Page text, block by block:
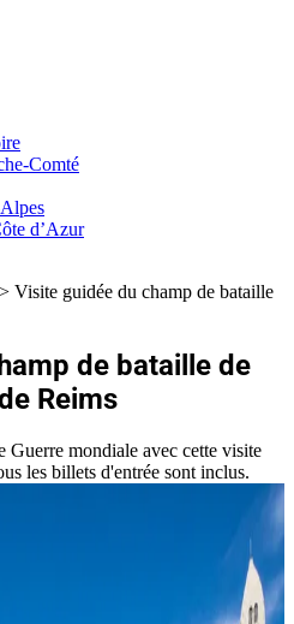
Comté
d’Azur
> Visite guidée du champ de bataille
de bataille de
Reims
Guerre mondiale avec cette visite
les billets d'entrée sont inclus.